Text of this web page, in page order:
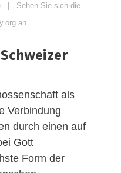
| Sehen Sie sich die
an
als
Verbindung
durch einen auf
Gott
Form der